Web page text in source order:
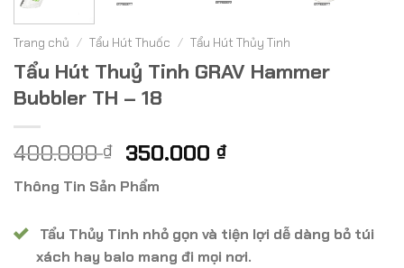
Trang chủ / Tẩu Hút Thuốc / Tẩu Hút Thủy Tinh
Tẩu Hút Thuỷ Tinh GRAV Hammer
Bubbler TH – 18
400.000₫ Giá
gốc
là:
350.000 ₫Giá
350.000 ₫.
Thông Tin Sản Phẩm
Tẩu Thủy Tinh nhỏ gọn và tiện lợi dễ dàng bỏ túi
xách hay balo mang đi mọi nơi.